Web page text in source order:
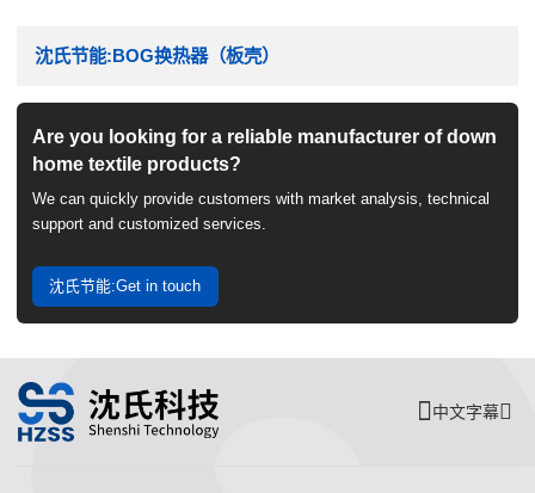
沈氏节能:BOG换热器（板壳）
Are you looking for a reliable manufacturer of down
home textile products?
We can quickly provide customers with market analysis, technical
support and customized services.
沈氏节能:Get in touch
中文字幕